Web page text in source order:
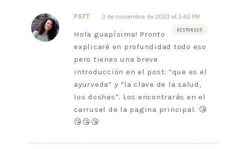
PATT 3 de noviembre de 2023 at 3:42 PM
RESPONDER
Hola guapísima! Pronto
explicaré en profundidad todo eso
pero tienes una breve
introducción en el post: “que es el
ayurveda” y “la clave de la salud,
los doshas”. Los encontrarás en el
carrusel de la pagina principal. 😘
😘😘😘